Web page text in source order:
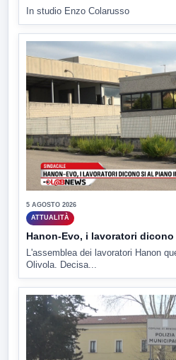
In studio Enzo Colarusso
5 AGOSTO 2026
ATTUALITÀ
Hanon-Evo, i lavoratori
L'assemblea dei lavoratori Hanon
Olivola. Decisa...